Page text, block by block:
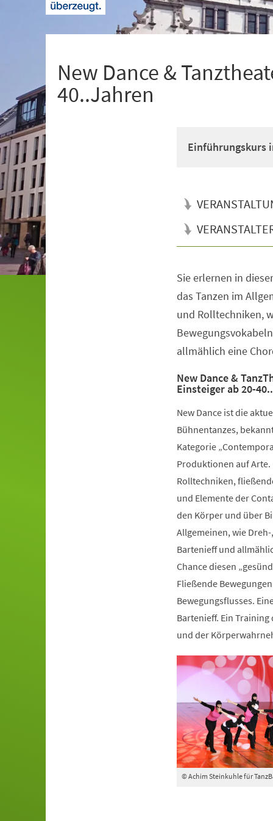
New Dance &
40..Jahren
Einführungskurs
Sie erlernen in
das Tanzen im
und Rolltechniken,
allmählich eine
New Dance &
Einsteiger ab 20-
New Dance ist die
Bühnentanzes,
Kategorie
Produktionen auf Arte.
Rolltechniken,
und Elemente der
den Körper und über
Allgemeinen, wie
Bartenieff und
Chance diesen
Fließende
Bewegungsflusses.
Bartenieff. Ein
und der
© Achim Steinkuhle für